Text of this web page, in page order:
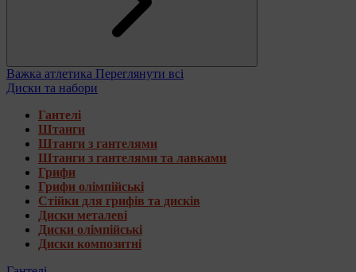
Важка атлетика Переглянути всі
Диски та набори
Гантелі
Штанги
Штанги з гантелями
Штанги з гантелями та лавками
Грифи
Грифи олімпійські
Стійки для грифів та дисків
Диски металеві
Диски олімпійські
Диски композитні